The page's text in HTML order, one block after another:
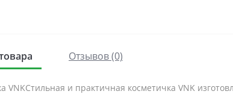
Отзывов (0)
VNKСтильная и практичная косметичка VNK